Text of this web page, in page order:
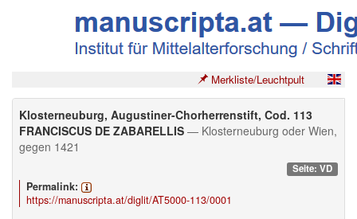
Merkliste/Leuchtpult
Klosterneuburg, Augustiner-Chorherrenstift, Cod. 113
FRANCISCUS DE ZABARELLIS — Klosterneuburg oder Wien,
gegen 1421
Seite: VD
Permalink:
https://manuscripta.at/diglit/AT5000-113/0001